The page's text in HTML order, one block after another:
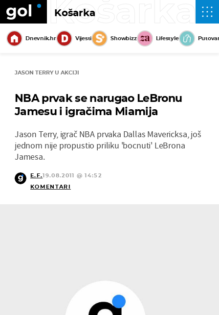
Košarka
Košarka
Dnevnik.hr Vijesti Showbizz Lifestyle
JASON TERRY U AKCIJI
NBA prvak se narugao LeBronu
Jamesu i igračima Miamija
Jason Terry, igrač NBA prvaka Dallas Mavericksa, još
jednom nije propustio priliku 'bocnuti' LeBrona
Jamesa.
E.F.19.08.2011 @ 14:52
KOMENTARI